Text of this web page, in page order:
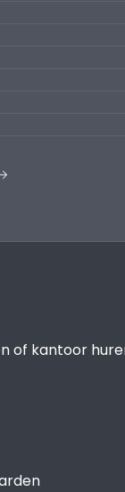
of kantoor